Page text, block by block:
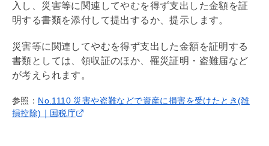
入し、災害等に関連してやむを得ず支出した金額を証
明する書類を添付して提出するか、提示します。
災害等に関連してやむを得ず支出した金額を証明する
書類としては、領収証のほか、罹災証明・盗難届など
が考えられます。
参照： No.1110 災害や盗難などで資産に損害を受けたとき(雑
損控除)｜国税庁